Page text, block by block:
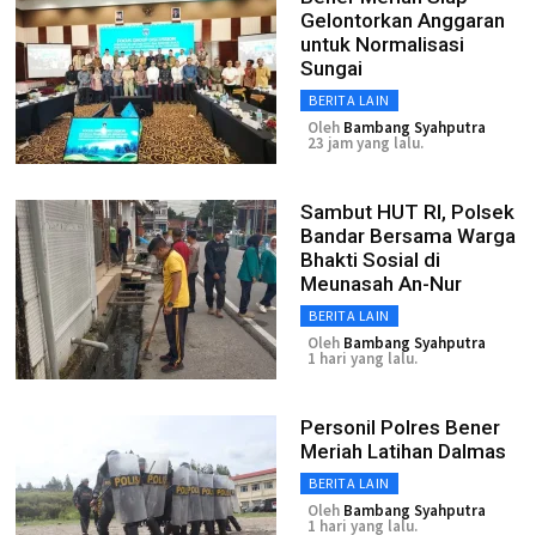
Gelontorkan Anggaran
untuk Normalisasi
Sungai
BERITA LAIN
Oleh Bambang Syahputra
23 jam yang lalu.
Sambut HUT RI, Polsek
Bandar Bersama Warga
Bhakti Sosial di
Meunasah An-Nur
BERITA LAIN
Oleh Bambang Syahputra
1 hari yang lalu.
Personil Polres Bener
Meriah Latihan Dalmas
BERITA LAIN
Oleh Bambang Syahputra
1 hari yang lalu.